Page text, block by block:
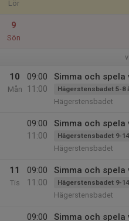
Lör
9
Sön
10
Mån
09:00
11:00
Simma och spela
Hägerstensbadet 5-8
Hägerstensbadet
09:00
11:00
Simma och spela
Hägerstensbadet 9-
Hägerstensbadet
11
Tis
09:00
11:00
Simma och spela
Hägerstensbadet 9-
Hägerstensbadet
09:00 Simma och spela